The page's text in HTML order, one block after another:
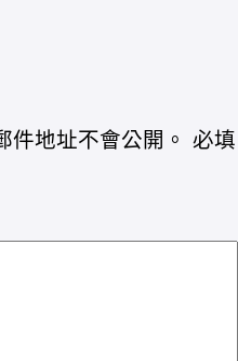
件地址不會公開。 必填